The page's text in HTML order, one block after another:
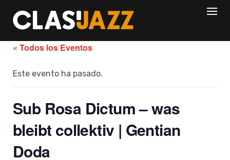
content
« Todos los Eventos
Este evento ha pasado.
Sub Rosa Dictum – was
bleibt collektiv | Gentian
Doda